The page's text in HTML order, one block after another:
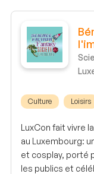
Culture Loisirs
LuxCon fait vivre
au Luxembourg:
et cosplay, porté
les publics et